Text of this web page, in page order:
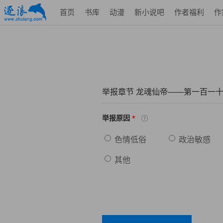
首页 书库 动漫 新小说吧 作者福利 作
举报章节 龙魂仙帝——第一百一
举报原因 *
色情低俗 政治敏感
其他